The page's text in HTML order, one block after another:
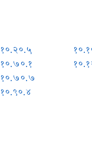
१०.२०.५
१०.७०.१
१०.७०.७
१०.९०.४